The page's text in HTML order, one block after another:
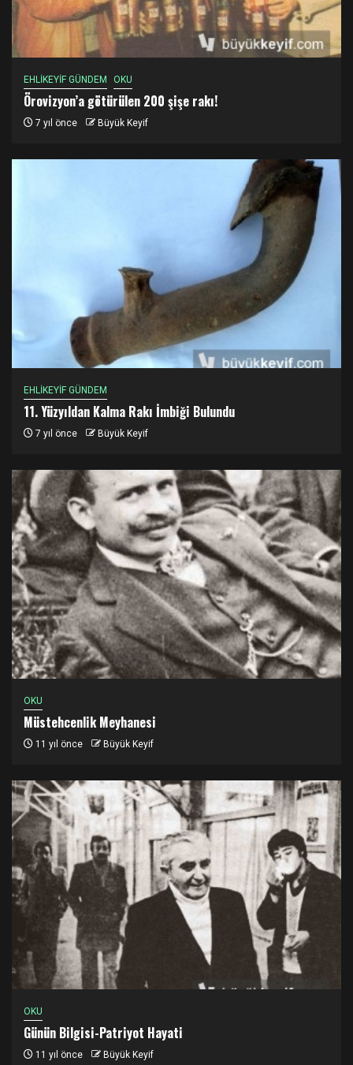
EHLİKEYİF GÜNDEM OKU
Örovizyon’a götürülen 200 şişe rakı!
7 yıl önce Büyük Keyif
EHLİKEYİF GÜNDEM
11. Yüzyıldan Kalma Rakı İmbiği Bulundu
7 yıl önce Büyük Keyif
OKU
Müstehcenlik Meyhanesi
11 yıl önce Büyük Keyif
OKU
Günün Bilgisi-Patriyot Hayati
11 yıl önce Büyük Keyif